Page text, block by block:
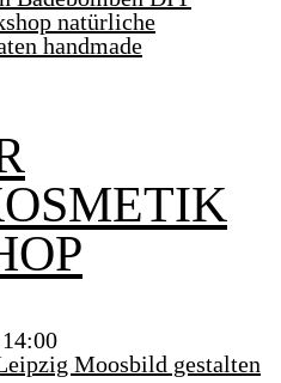
14:00